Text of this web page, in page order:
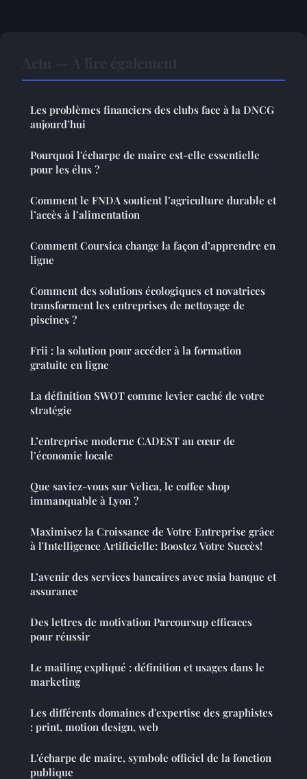
Les problèmes financiers des clubs face à la DNCG
aujourd’hui
Pourquoi l'écharpe de maire est-elle essentielle
pour les élus ?
Comment le FNDA soutient l’agriculture durable et
l’accès à l’alimentation
Comment Coursica change la façon d’apprendre en
ligne
Comment des solutions écologiques et novatrices
transforment les entreprises de nettoyage de
piscines ?
Frii : la solution pour accéder à la formation
gratuite en ligne
La définition SWOT comme levier caché de votre
stratégie
L’entreprise moderne CADEST au cœur de
l’économie locale
Que saviez-vous sur Velica, le coffee shop
immanquable à Lyon ?
Maximisez la Croissance de Votre Entreprise grâce
à l'Intelligence Artificielle: Boostez Votre Succès!
L’avenir des services bancaires avec nsia banque et
assurance
Des lettres de motivation Parcoursup efficaces
pour réussir
Le mailing expliqué : définition et usages dans le
marketing
Les différents domaines d'expertise des graphistes
: print, motion design, web
L'écharpe de maire, symbole officiel de la fonction
publique